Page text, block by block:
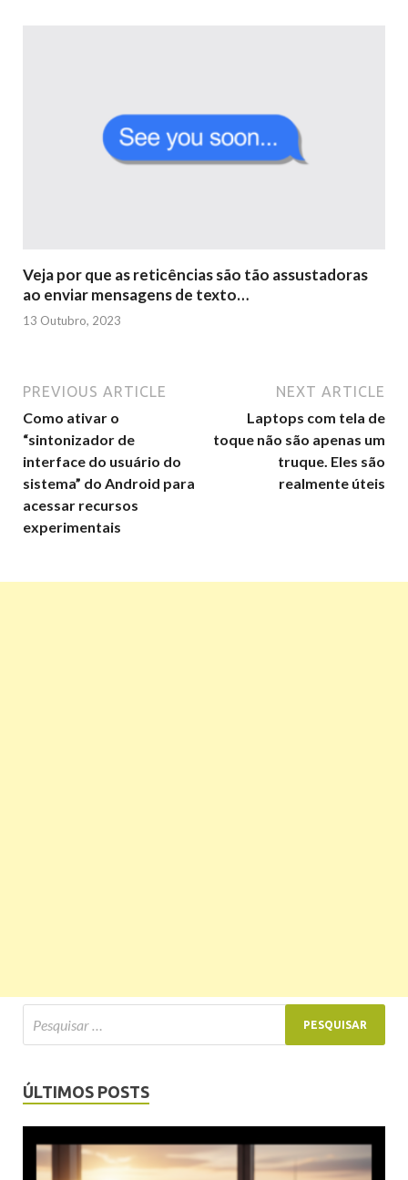
Veja por que as reticências são tão assustadoras
ao enviar mensagens de texto…
13 Outubro, 2023
PREVIOUS ARTICLE
Como ativar o
“sintonizador de
interface do usuário do
sistema” do Android para
acessar recursos
experimentais
NEXT ARTICLE
Laptops com tela de
toque não são apenas um
truque. Eles são
realmente úteis
ÚLTIMOS POSTS